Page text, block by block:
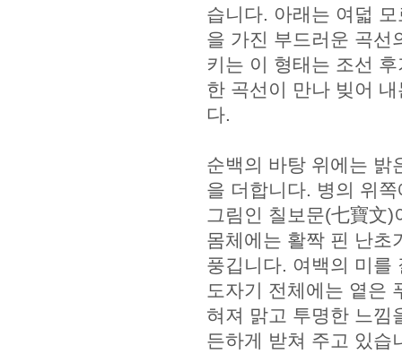
습니다. 아래는 여덟
을 가진 부드러운 곡선
키는 이 형태는 조선
한 곡선이 만나 빚어
다.
순백의 바탕 위에는 밝
을 더합니다. 병의 위
그림인 칠보문(七寶文
몸체에는 활짝 핀 난초
풍깁니다. 여백의 미를
도자기 전체에는 옅은
혀져 맑고 투명한 느낌
든하게 받쳐 주고 있습